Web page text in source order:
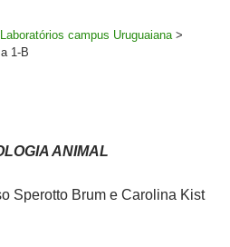
campus Uruguaiana >
1-B
ANIMAL
Sperotto Brum e Carolina Kist